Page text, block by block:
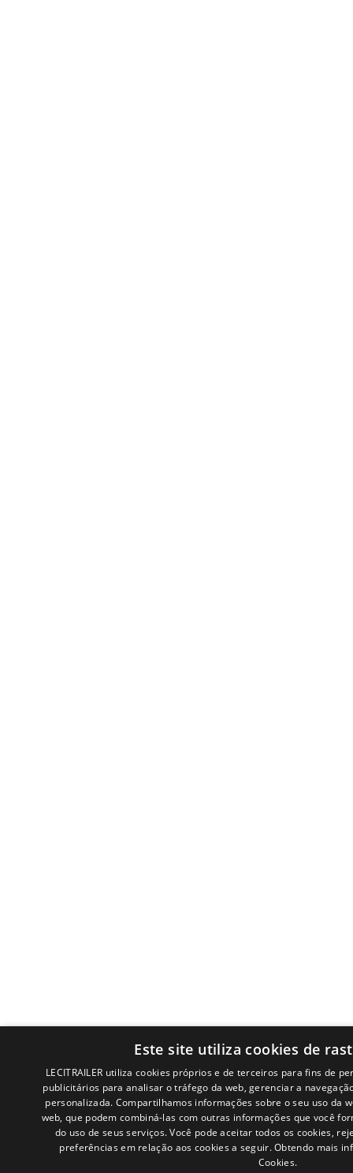
Este site utiliza cookies de
LECITRAILER utiliza cookies próprios e de terceiros para fins de
publicitários para analisar o tráfego da web, gerenciar a
personalizada. Compartilhamos informações sobre o seu uso da
web, que podem combiná-las com outras informações que você
do uso de seus serviços. Você pode aceitar todos os cookies,
preferências em relação aos cookies a seguir.Obtendo mais
Cookies.